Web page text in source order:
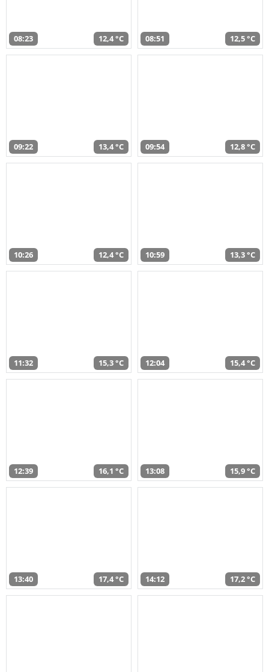
08:23 12,4 °C 08:51 12,5 °C
09:22 13,4 °C 09:54 12,8 °C
10:26 12,4 °C 10:59 13,3 °C
11:32 15,3 °C 12:04 15,4 °C
12:39 16,1 °C 13:08 15,9 °C
13:40 17,4 °C 14:12 17,2 °C